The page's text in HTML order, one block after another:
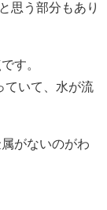
思う部分もあり
す。
ていて、水が流
がないのがわ